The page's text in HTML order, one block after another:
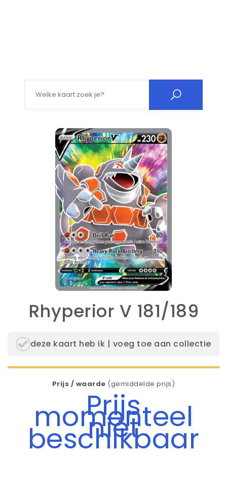
Rhyperior V 181/189
deze kaart heb ik | voeg toe aan collectie
Prijs / waarde (gemiddelde prijs)
Prijs
momenteel
niet
beschikbaar